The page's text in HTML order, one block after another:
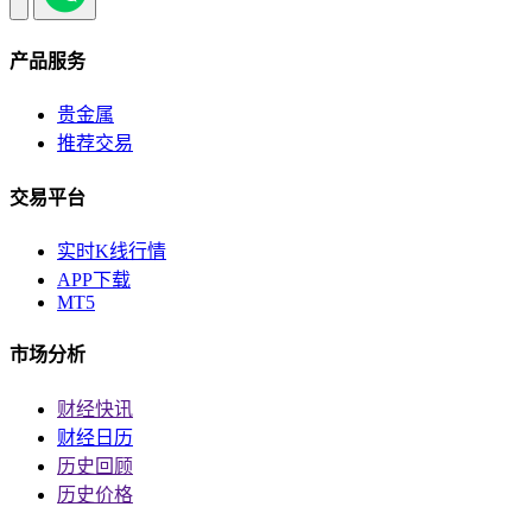
产品服务
贵金属
推荐交易
交易平台
实时K线行情
APP下载
MT5
市场分析
财经快讯
财经日历
历史回顾
历史价格